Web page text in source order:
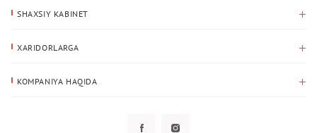
SHAXSIY KABINET
Yetkazib berish manzili
XARIDORLARGA
KOMPANIYA HAQIDA